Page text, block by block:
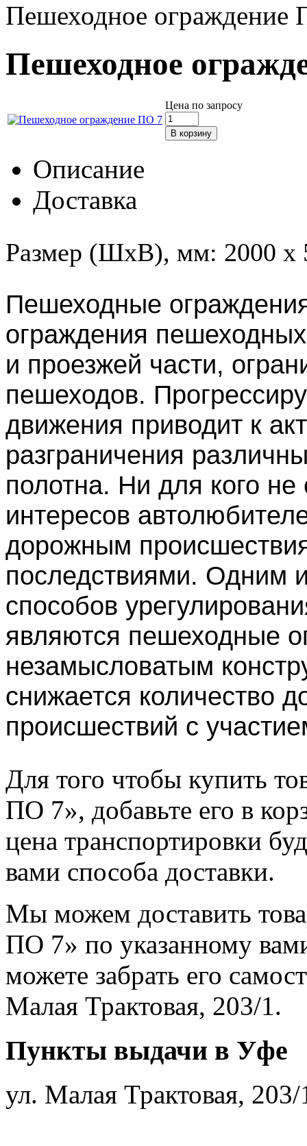
Пешеходное ограждение
Пешеходное
Цена по запросу
Описание
Доставка
Размер (ШхВ), мм: 2000 х
Пешеходные
ограждения
и проезжей части,
пешеходов.
движения приводит к
разграничения
полотна. Ни для кого не
интересов
дорожным
последствиями. Одним
способов
являются пешеходные
незамысловатым
снижается количество
происшествий с
Для того чтобы купить
ПО 7», добавьте его в
цена транспортировки
вами способа доставки.
Мы можем доставить
ПО 7» по указанному
можете забрать его
Малая Трактовая, 203/1.
Пункты выдачи в Уфе
ул. Малая Трактовая, 203/